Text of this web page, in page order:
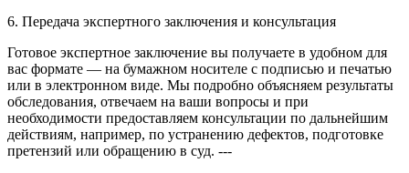
6. Передача экспертного заключения и консультация
Готовое экспертное заключение вы получаете в удобном для
вас формате — на бумажном носителе с подписью и печатью
или в электронном виде. Мы подробно объясняем результаты
обследования, отвечаем на ваши вопросы и при
необходимости предоставляем консультации по дальнейшим
действиям, например, по устранению дефектов, подготовке
претензий или обращению в суд. ---